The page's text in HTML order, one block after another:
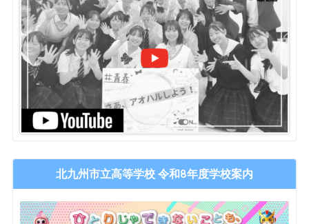
北九州市立高等学校 令和8年度学校案内